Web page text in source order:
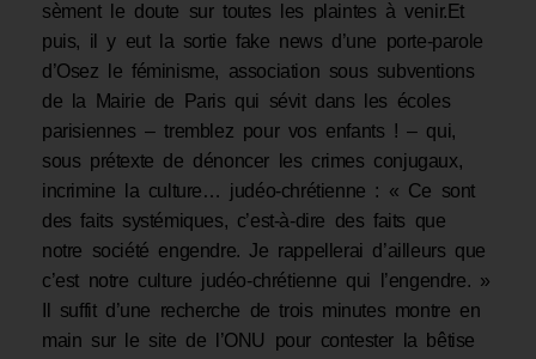
sèment le doute sur toutes les plaintes à venir.Et
puis, il y eut la sortie fake news d’une porte-parole
d’Osez le féminisme, association sous subventions
de la Mairie de Paris qui sévit dans les écoles
parisiennes – tremblez pour vos enfants ! – qui,
sous prétexte de dénoncer les crimes conjugaux,
incrimine la culture… judéo-chrétienne : « Ce sont
des faits systémiques, c’est-à-dire des faits que
notre société engendre. Je rappellerai d’ailleurs que
c’est notre culture judéo-chrétienne qui l’engendre. »
Il suffit d’une recherche de trois minutes montre en
main sur le site de l’ONU pour contester la bêtise